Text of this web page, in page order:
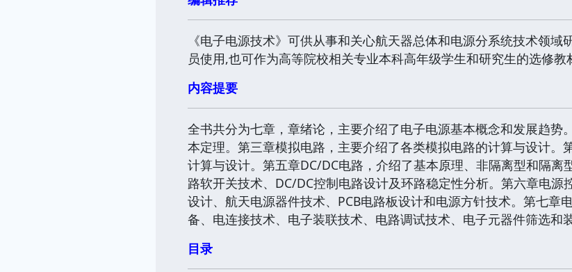
《电子电源技术》可供从事和关心航天器总体和电源分系统技术领
员使用,也可作为高等院校相关专业本科高年级学生和研究生的选修教
内容提要
全书共分为七章，章绪论，主要介绍了电子电源基本概念和发展趋
本定理。第三章模拟电路，主要介绍了各类模拟电路的计算与设计
计算与设计。第五章DC/DC电路，介绍了基本原理、非隔离型和隔
路软开关技术、DC/DC控制电路设计及环路稳定性分析。第六章电
设计、航天电源器件技术、PCB电路板设计和电源方针技术。第七章
备、电连接技术、电子装联技术、电路调试技术、电子元器件筛选和
目录